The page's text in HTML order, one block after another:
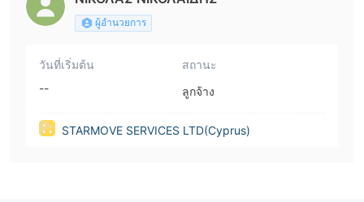
ผู้อำนวยการ
วันที่เริ่มต้น
--
สถานะ
ลูกจ้าง
STARMOVE SERVICES LTD(Cyprus)